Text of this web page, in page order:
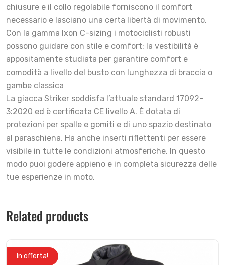
chiusure e il collo regolabile forniscono il comfort
necessario e lasciano una certa libertà di movimento.
Con la gamma Ixon C-sizing i motociclisti robusti
possono guidare con stile e comfort: la vestibilità è
appositamente studiata per garantire comfort e
comodità a livello del busto con lunghezza di braccia o
gambe classica
La giacca Striker soddisfa l’attuale standard 17092-
3:2020 ed è certificata CE livello A. È dotata di
protezioni per spalle e gomiti e di uno spazio destinato
al paraschiena. Ha anche inserti riflettenti per essere
visibile in tutte le condizioni atmosferiche. In questo
modo puoi godere appieno e in completa sicurezza delle
tue esperienze in moto.
Related products
In offerta!